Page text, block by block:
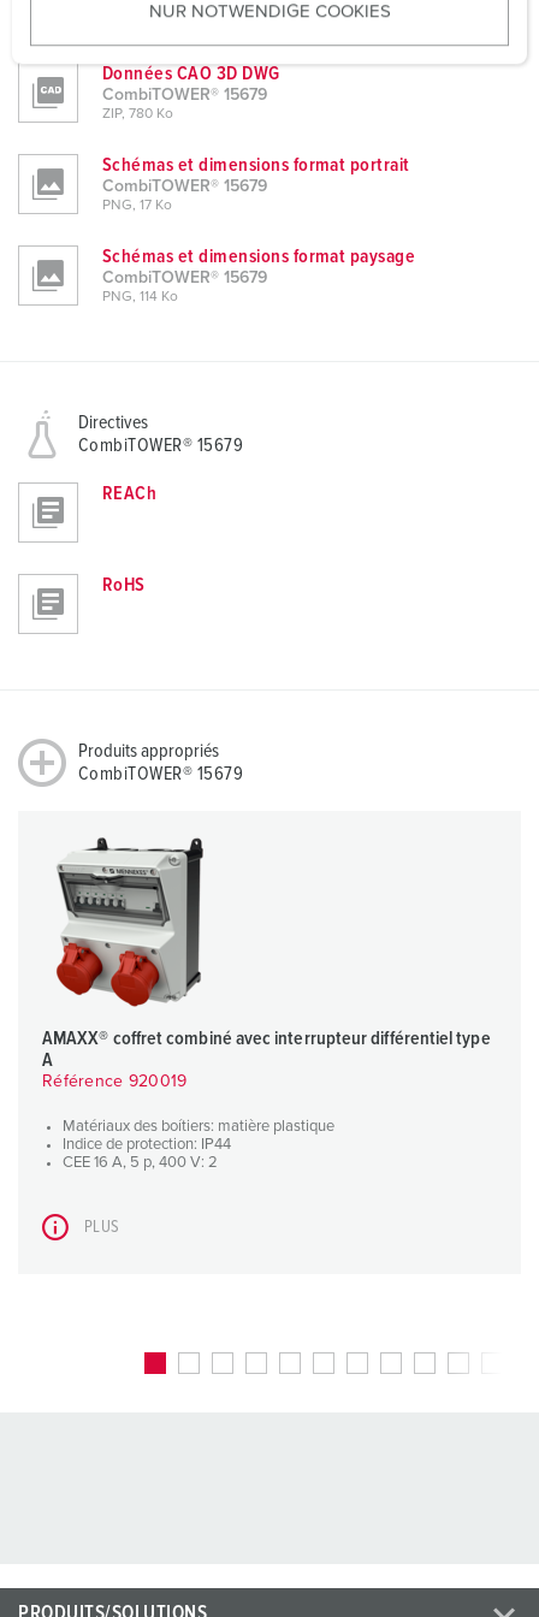
w
h
l
NUR NOTWENDIGE COOKIES
CombiTOWER® 15679
Données CAO 3D DWG
CombiTOWER® 15679
ZIP, 780 Ko
Schémas et dimensions format portrait
CombiTOWER® 15679
PNG, 17 Ko
Schémas et dimensions format paysage
CombiTOWER® 15679
PNG, 114 Ko
Directives
CombiTOWER® 15679
REACh
RoHS
Produits appropriés
CombiTOWER® 15679
AMAXX® coffret combiné avec interrupteur différentiel type
A
Référence 920019
Matériaux des boítiers: matière plastique
Indice de protection: IP44
CEE 16 A, 5 p, 400 V: 2
PLUS